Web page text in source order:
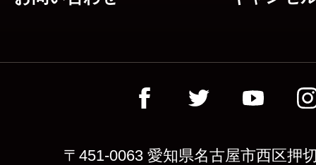
〒451-0063 愛知県名古屋市西区押